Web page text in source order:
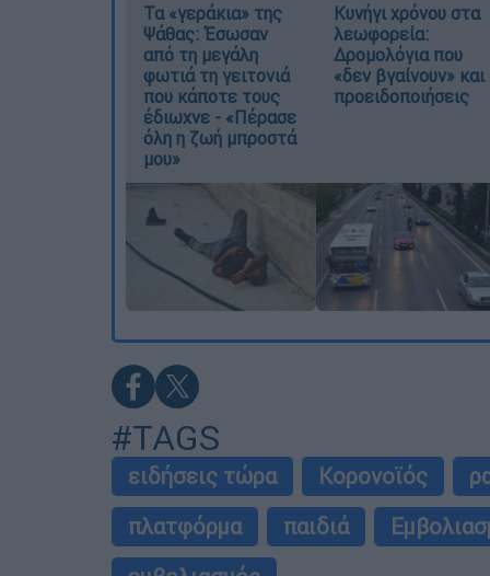
Τα «γεράκια» της
Ψάθας: Έσωσαν
από τη μεγάλη
φωτιά τη γειτονιά
που κάποτε τους
έδιωχνε - «Πέρασε
όλη η ζωή μπροστά
μου»
Κυνήγι χρόνου στα
λεωφορεία:
Δρομολόγια που
«δεν βγαίνουν» και
προειδοποιήσεις
#TAGS
ειδήσεις τώρα Κορονοϊός
πλατφόρμα
παιδιά